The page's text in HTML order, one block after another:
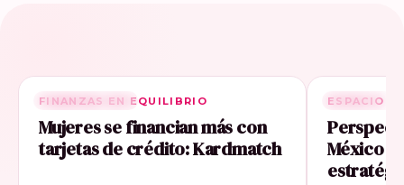
RELACIONADA
FINANZAS EN EQUILIBRIO
Mujeres se financian más con
tarjetas de crédito: Kardmatch
ESPACIO
México